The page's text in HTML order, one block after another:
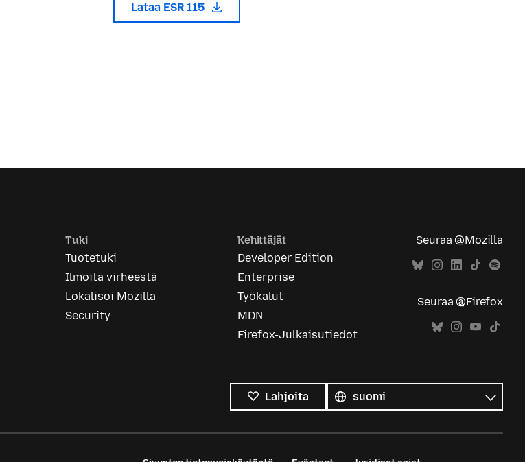
Lataa ESR 115
Tuki
Tuotetuki
Ilmoita virheestä
Lokalisoi Mozilla
Security
Kehittäjät
Developer Edition
Enterprise
Työkalut
MDN
Firefox-Julkaisutiedot
Seuraa @Mozilla
Seuraa @Firefox
Lahjoita
kielet
Kieli